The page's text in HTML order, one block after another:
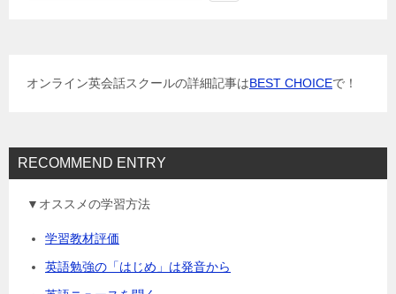
オンライン英会話スクールの詳細記事はBEST CHOICEで！
RECOMMEND ENTRY
▼オススメの学習方法
学習教材評価
英語勉強の「はじめ」は発音から